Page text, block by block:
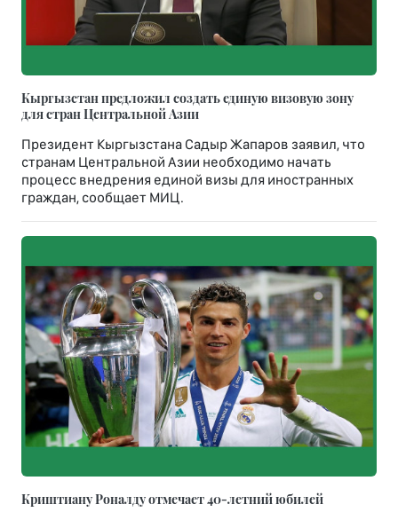
Кыргызстан предложил создать единую визовую зону
для стран Центральной Азии
Президент Кыргызстана Садыр Жапаров заявил, что
странам Центральной Азии необходимо начать
процесс внедрения единой визы для иностранных
граждан, сообщает МИЦ.
Криштиану Роналду отмечает 40-летний юбилей